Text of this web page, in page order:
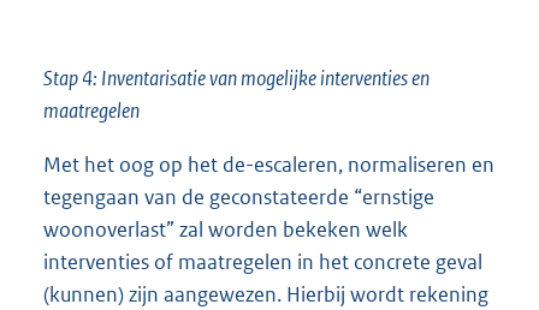
Stap 4: Inventarisatie van mogelijke interventies en
maatregelen
Met het oog op het de-escaleren, normaliseren en
tegengaan van de geconstateerde “ernstige
woonoverlast” zal worden bekeken welk
interventies of maatregelen in het concrete geval
(kunnen) zijn aangewezen. Hierbij wordt rekening